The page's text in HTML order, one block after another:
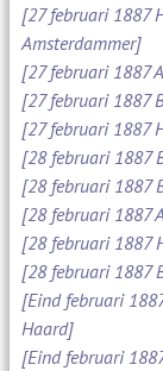
[27 februari 1887
Amsterdammer]
[27 februari 1887
[27 februari 1887
[27 februari 1887
[28 februari 1887
[28 februari 1887
[28 februari 1887
[28 februari 1887
[28 februari 1887
[Eind februari
Haard]
[Eind februari